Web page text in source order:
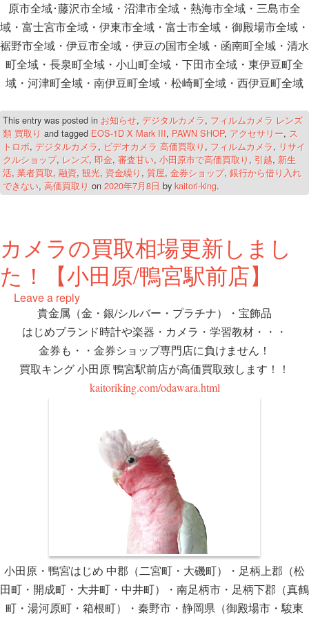
原市全域･藤沢市全域・沼津市全域・熱海市全域・三島市全
域・富士宮市全域・伊東市全域・富士市全域・御殿場市全域・
裾野市全域・伊豆市全域・伊豆の国市全域・函南町全域・清水
町全域・長泉町全域・小山町全域・下田市全域・東伊豆町全
域・河津町全域・南伊豆町全域・松崎町全域・西伊豆町全域
This entry was posted in お知らせ, デジタルカメラ, フィルムカメラ レンズ
類 買取り and tagged EOS-1D X Mark III, PAWN SHOP, アクセサリー, ス
トロボ, デジタルカメラ, ビデオカメラ 高価買取り , フィルムカメラ, リサイ
クルショップ, レンズ, 即金, 審査甘い, 小田原市で高価買取り , 引越, 新生
活, 業者買取, 融資, 観光, 資金繰り , 質屋, 金券ショップ, 銀行から借り入れ
できない, 高価買取り on 2020年7月8日 bykaitori-king.
カメラの買取相場更新しまし
た！【小田原/鴨宮駅前店】
Leave a reply
貴金属（金・銀/シルバー・プラチナ）・宝飾品
はじめブランド時計や楽器・カメラ・学習教材・・・
金券も・・金券ショップ専門店に負けません！
買取キング 小田原 鴨宮駅前店が高価買取致します！！
kaitoriking.com/odawara.html
小田原・鴨宮はじめ 中郡（二宮町・大磯町）・足柄上郡（松
田町・開成町・大井町・中井町）・南足柄市・足柄下郡（真鶴
町・湯河原町・箱根町）・秦野市・静岡県（御殿場市・駿東